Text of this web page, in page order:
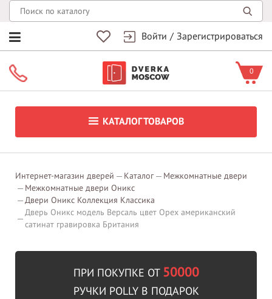
Войти / Зарегистрироваться
0
КАТАЛОГ ТОВАРОВ
Интернет-магазин дверей Каталог
Межкомнатные двери
Межкомнатные двери Оникс
Двери Оникс Коллекция Классика
Дверь Оникс модель Версаль цвет Орех американский
сатинат гравировка Британия
ПРИ ПОКУПКЕ ОТ 50000
РУЧКИ POLLY В ПОДАРОК